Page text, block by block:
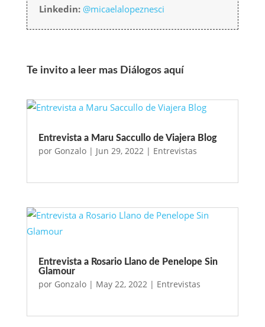
Linkedin: @micaelalopeznesci
Te invito a leer mas Diálogos aquí
Entrevista a Maru Saccullo de Viajera Blog
por Gonzalo| Jun 29, 2022| Entrevistas
Entrevista a Rosario Llano de Penelope Sin
Glamour
por Gonzalo| May 22, 2022| Entrevistas